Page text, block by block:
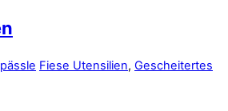
Fiese Utensilien, Gescheitertes